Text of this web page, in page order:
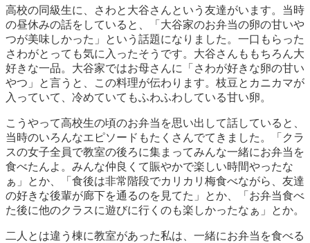
高校の同級生に、さわと大谷さんという友達がいます。当時
の昼休みの話をしていると、「大谷家のお弁当の卵の甘いや
つが美味しかった」という話題になりました。一口もらった
さわがとっても気に入ったそうです。大谷さんももちろん大
好きな一品。大谷家ではお母さんに「さわが好きな卵の甘い
やつ」と言うと、この料理が伝わります。枝豆とカニカマが
入っていて、冷めていてもふわふわしている甘い卵。
こうやって高校生の頃のお弁当を思い出して話していると、
当時のいろんなエピソードもたくさんでてきました。「クラ
スの女子全員で教室の後ろに集まってみんな一緒にお弁当を
食べたんよ。みんな仲良くて賑やかで楽しい時間やったな
ぁ」とか、「食後は非常階段でカリカリ梅食べながら、友達
の好きな後輩が廊下を通るのを見てた」とか、「お弁当食べ
た後に他のクラスに遊びに行くのも楽しかったなぁ」とか。
二人とは違う棟に教室があった私は、一緒にお弁当を食べる